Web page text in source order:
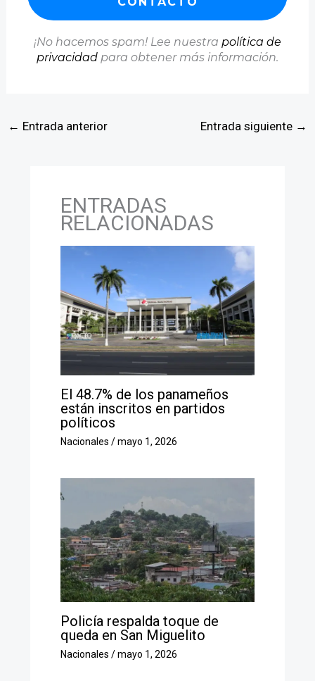
¡No hacemos spam! Lee nuestra política de
privacidad para obtener más información.
← Entrada anterior Entrada siguiente →
ENTRADAS
RELACIONADAS
El 48.7% de los panameños
están inscritos en partidos
políticos
Nacionales /mayo 1, 2026
Policía respalda toque de
queda en San Miguelito
Nacionales /mayo 1, 2026